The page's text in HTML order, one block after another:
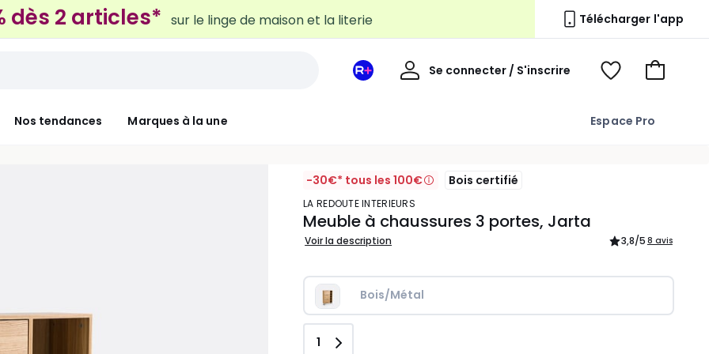
Télécharger l'app
Nos tendances Marques à la une Espace Pro
Mon
Se connecter / S'inscrire
Mon
Voir
Voir
-30€* tous les 100€ Bois certifié
LA REDOUTE INTERIEURS
Meuble à chaussures 3 portes, Jarta
Voir la description 3,8/5 8 avis
Bois/Métal
Quantité
1